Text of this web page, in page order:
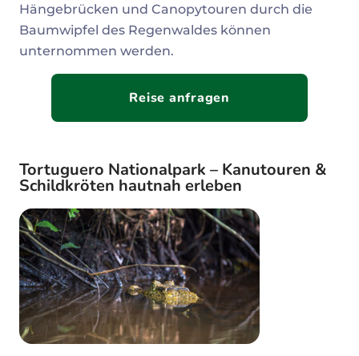
Hängebrücken und Canopytouren durch die
Baumwipfel des Regenwaldes können
unternommen werden.
Reise anfragen
Tortuguero Nationalpark – Kanutouren &
Schildkröten hautnah erleben